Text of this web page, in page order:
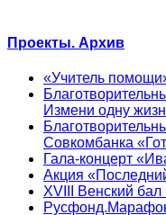
Проекты. Архив
«Учитель
Измени одну
Совкомбанка
Гала-концерт
Акция
XVIII Венский